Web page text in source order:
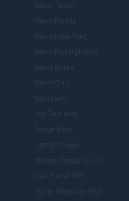
Newz Texas
Newz Florida
Newz New York
Newz Pennsylvania
Newz Illinois
Newz Ohio
Gameland
Hig Tech Mag
Scoop Mag
Lgbtqia News
Motors Magazine 365
Day Travel 365
Home Magazine 365